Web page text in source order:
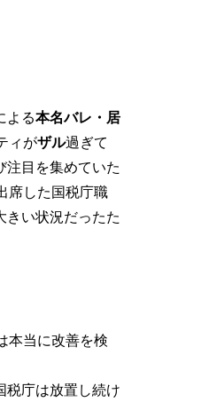
よる本名バレ・居
ィがザル過ぎて
目を集めていた
席した国税庁職
い状況だったた
本当に改善を検
税庁は放置し続け